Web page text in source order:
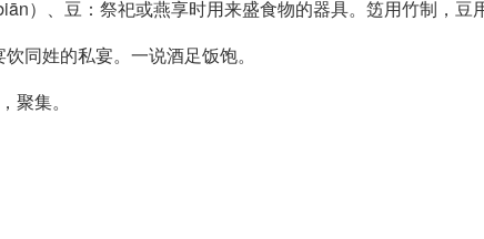
）、豆：祭祀或燕享时用来盛食物的器具。笾用竹制，豆
同姓的私宴。一说酒足饭饱。
聚集。